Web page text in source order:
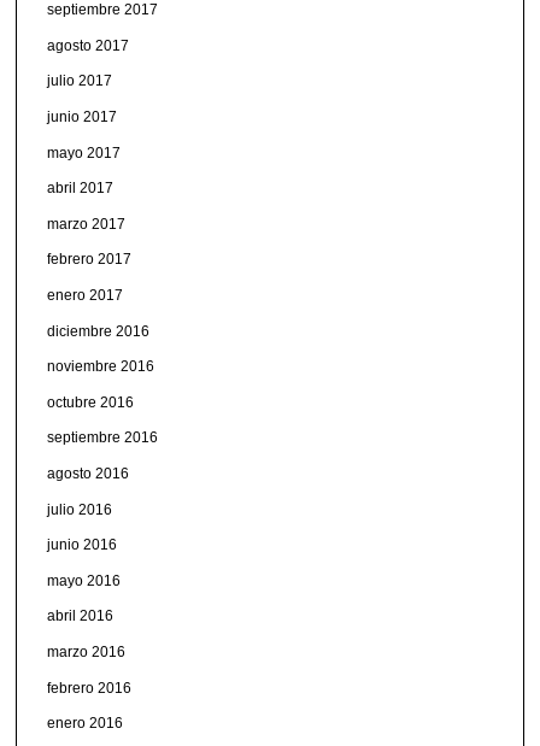
septiembre 2017
agosto 2017
julio 2017
junio 2017
mayo 2017
abril 2017
marzo 2017
febrero 2017
enero 2017
diciembre 2016
noviembre 2016
octubre 2016
septiembre 2016
agosto 2016
julio 2016
junio 2016
mayo 2016
abril 2016
marzo 2016
febrero 2016
enero 2016